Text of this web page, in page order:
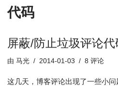
代码
屏蔽/防止垃圾评论
由 马光 2014-01-03 8 评论
这几天，博客评论出现了一些小